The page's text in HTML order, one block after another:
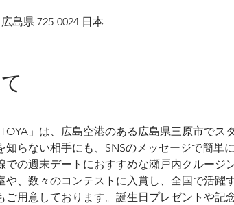
島県 725-0024 日本
」は、広島空港のある広島県三原市でス
での週末デートにおすすめな瀬戸内クルージ
や、数々のコンテストに入賞し、全国で活躍
ご用意しております。誕生日プレゼントや記